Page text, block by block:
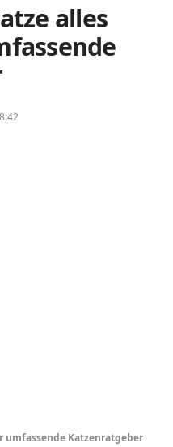
alles
umfassende Katzenratgeber